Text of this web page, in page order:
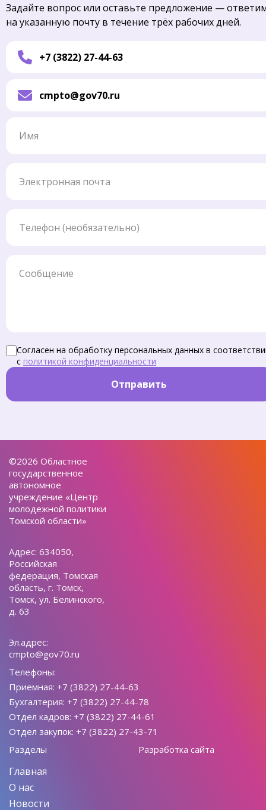
Задайте вопрос или оставьте предложение —
на указанную почту в течение трёх рабочих дней.
+7 (3822) 27-44-63
cmpto@gov70.ru
Согласен на обработку персональных данных в
с политикой конфиденциальности
Отправить
©2026 Областное
государственное
автономное
учреждение «Центр
молодежной политики
Томской области»
Адрес: 634050,
Российская
федерация, Томская
область, г. Томск,
Томск, ул. Белинского,
д. 63
Эл.адрес:
cmpto@gov70.ru
Телефоны:
Приемная: +7 (3822) 27-44-63
Бухгалтерия: +7 (3822) 27-44-78
Отдел кадров: +7 (3822) 27-44-61
Отдел закупок: +7 (3822) 27-43-71
Разделы
Главная
О нас
Новости
Разработка сайта